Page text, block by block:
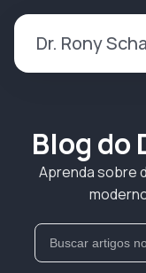
Dr. Rony
Blog do
Aprenda sobre